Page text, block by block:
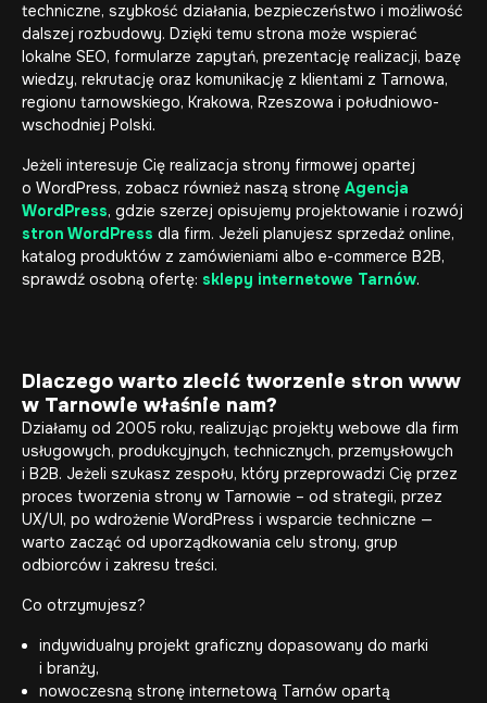
techniczne, szybkość działania, bezpieczeństwo i możliwość
dalszej rozbudowy. Dzięki temu strona może wspierać
lokalne SEO, formularze zapytań, prezentację realizacji, bazę
wiedzy, rekrutację oraz komunikację z klientami z Tarnowa,
regionu tarnowskiego, Krakowa, Rzeszowa i południowo-
wschodniej Polski.
Jeżeli interesuje Cię realizacja strony firmowej opartej
o WordPress, zobacz również naszą stronę Agencja
WordPress, gdzie szerzej opisujemy projektowanie i rozwój
stron WordPress dla firm. Jeżeli planujesz sprzedaż online,
katalog produktów z zamówieniami albo e-commerce B2B,
sprawdź osobną ofertę: sklepy internetowe Tarnów.
Dlaczego warto zlecić tworzenie stron www
w Tarnowie właśnie nam?
Działamy od 2005 roku, realizując projekty webowe dla firm
usługowych, produkcyjnych, technicznych, przemysłowych
i B2B. Jeżeli szukasz zespołu, który przeprowadzi Cię przez
proces tworzenia strony w Tarnowie – od strategii, przez
UX/UI, po wdrożenie WordPress i wsparcie techniczne —
warto zacząć od uporządkowania celu strony, grup
odbiorców i zakresu treści.
Co otrzymujesz?
indywidualny projekt graficzny dopasowany do marki
i branży,
nowoczesną stronę internetową Tarnów opartą